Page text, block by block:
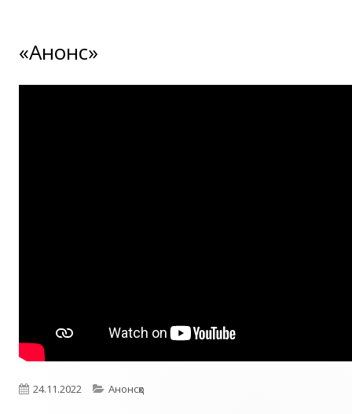
«Анонс»
Опубликовано
24.11.2022 Рубрики
Анонсҳо